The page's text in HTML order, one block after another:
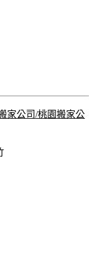
家公司/桃園搬家公